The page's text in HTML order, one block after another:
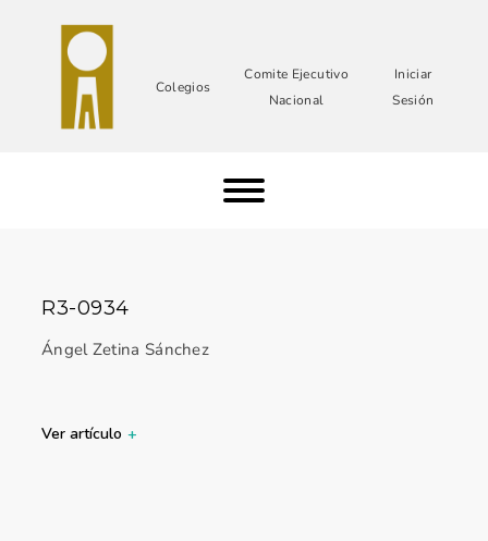
Colegios
Comite Ejecutivo
Nacional
Iniciar
Sesión
R3-0934
Ángel Zetina Sánchez
Ver artículo +